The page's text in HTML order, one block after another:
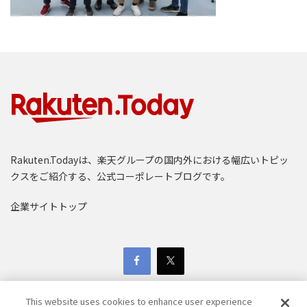
Rakuten.Todayは、楽天グループの国内外における幅広いトピッ
クスをご紹介する、公式コーポレートブログです。
企業サイトトップ
This website uses cookies to enhance user experience